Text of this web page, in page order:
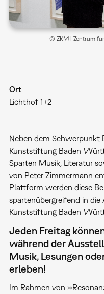
© ZKM | Zentrum
Ort
Lichthof 1+2
Neben dem Schwerpunkt
Kunststiftung Baden-
Sparten Musik, Literatur
von Peter Zimmermann
Plattform werden diese
spartenübergreifend in
Kunststiftung Baden-
Jeden Freitag
während der
Musik, Lesungen
erleben!
Im Rahmen von